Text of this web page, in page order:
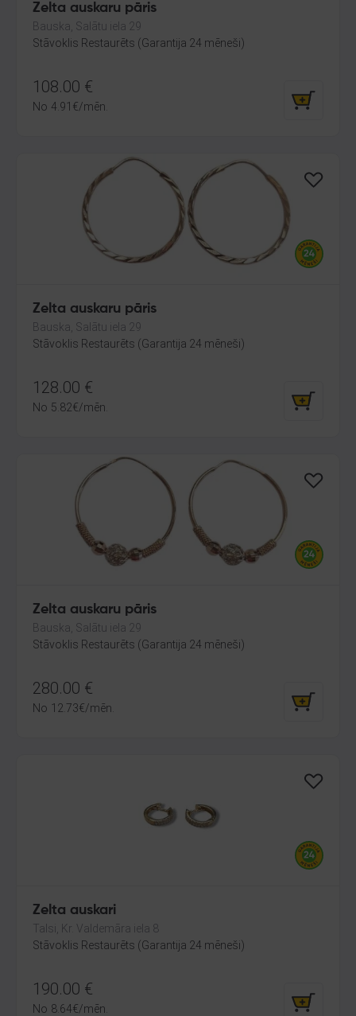
Zelta auskaru pāris
Bauska, Salātu iela 29
Stāvoklis Restaurēts (Garantija 24 mēneši)
108.00 €
No 4.91 €/mēn.
Zelta auskaru pāris
Bauska, Salātu iela 29
Stāvoklis Restaurēts (Garantija 24 mēneši)
128.00 €
No 5.82€/mēn.
Zelta auskaru pāris
Bauska, Salātu iela 29
Stāvoklis Restaurēts (Garantija 24 mēneši)
280.00 €
No 12.73€/mēn.
Zelta auskari
Talsi, Kr. Valdemāra iela 8
Stāvoklis Restaurēts (Garantija 24 mēneši)
190.00 €
No 8.64€/mēn.